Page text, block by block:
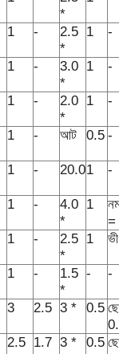
*
1 -
2.5
*
1 -
1 -
3.0
*
1 -
1 -
2.0
*
1 -
1 - আট 0.5 -
1 - 20.01 -
1 -
4.0
*
1
=
1 -
2.5
*
1
1 -
1.5
*
- -
3 2.5 3 * 0.5
2.5 1.7 3 * 0.5